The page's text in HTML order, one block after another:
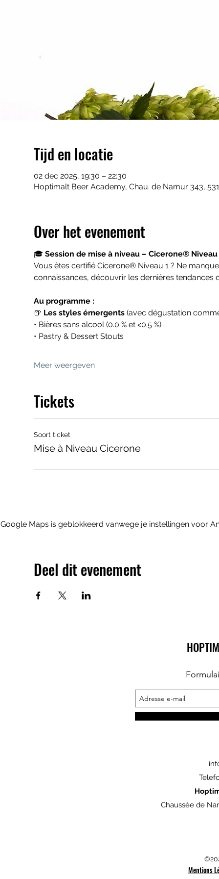
Tijd en locatie
02 dec 2025, 19:30 – 22:30
Hoptimalt Beer Academy, Chau. de Namur 343,
Over het evenement
🎓 Session de mise à niveau – Cicerone®
Vous êtes certifié Cicerone® Niveau 1 ? Ne
connaissances, découvrir les dernières
Au programme :
🍺 Les styles émergents (avec dégustation
• Bières sans alcool (0.0 % et <0.5 %)
• Pastry & Dessert Stouts
Meer weergeven
Tickets
Soort ticket
Mise à Niveau Cicerone
Google Maps is geblokkeerd vanwege je instellingen voor
Deel dit evenement
Chaussée de
Mentions